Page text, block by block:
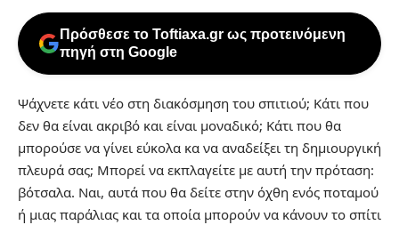
Πρόσθεσε το Toftiaxa.gr ως προτεινόμενη
πηγή στη Google
Ψάχνετε κάτι νέο στη διακόσμηση του σπιτιού; Κάτι που
δεν θα είναι ακριβό και είναι μοναδικό; Κάτι που θα
μπορούσε να γίνει εύκολα κα να αναδείξει τη δημιουργική
πλευρά σας; Μπορεί να εκπλαγείτε με αυτή την πρόταση:
βότσαλα. Ναι, αυτά που θα δείτε στην όχθη ενός ποταμού
ή μιας παράλιας και τα οποία μπορούν να κάνουν το σπίτι